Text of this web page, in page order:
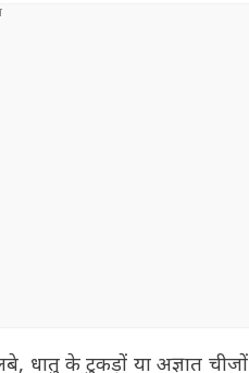
धातु के टुकड़ों या अज्ञात